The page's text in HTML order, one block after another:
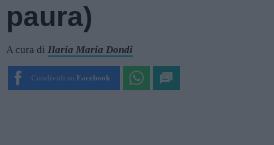
paura)
A cura di Ilaria Maria Dondi
Condividi su Facebook